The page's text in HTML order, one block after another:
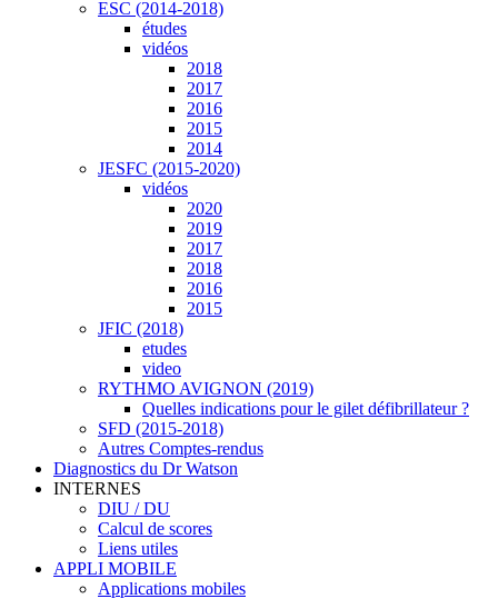
ESC (2014-2018)
études
vidéos
2018
2017
2016
2015
2014
JESFC (2015-2020)
vidéos
2020
2019
2017
2018
2016
2015
JFIC (2018)
etudes
video
RYTHMO AVIGNON (2019)
Quelles indications pour le gilet défibrillateur ?
SFD (2015-2018)
Autres Comptes-rendus
Diagnostics du Dr Watson
INTERNES
DIU / DU
Calcul de scores
Liens utiles
APPLI MOBILE
Applications mobiles